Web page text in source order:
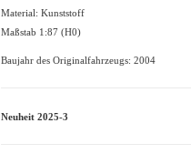
Material: Kunststoff
Maßstab 1:87 (H0)
Baujahr des Originalfahrzeugs: 2004
Neuheit 2025-3